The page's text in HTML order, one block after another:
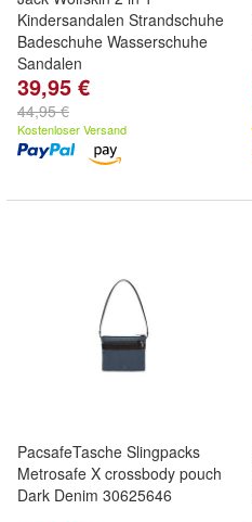
Kindersandalen Strandschuhe
Badeschuhe Wasserschuhe
Sandalen
39,95 €
44,95 €
Kostenloser Versand
PacsafeTasche Slingpacks
Metrosafe X crossbody pouch
Dark Denim 30625646